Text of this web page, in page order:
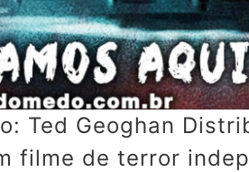
Ted Geoghan
filme de terror